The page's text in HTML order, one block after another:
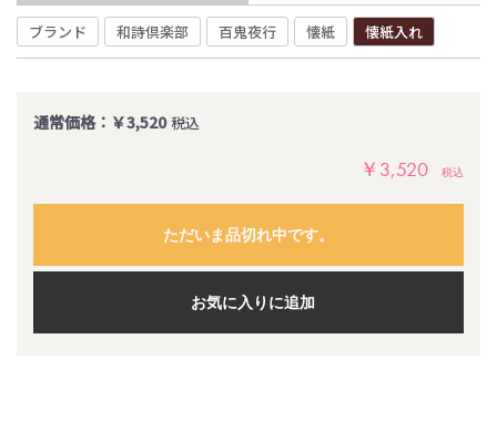
ブランド 和詩倶楽部 百鬼夜行 懐紙 懐紙入れ
通常価格：￥3,520 税込
￥3,520 税込
ただいま品切れ中です。
お気に入りに追加